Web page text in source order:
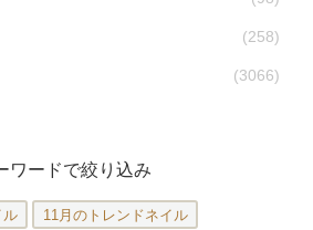
(258)
(3066)
ワードで絞り込み
ル 11月のトレンドネイル